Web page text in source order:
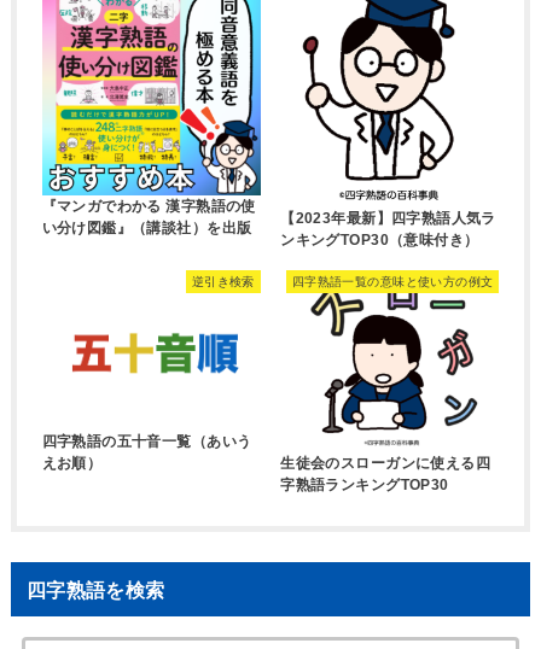
『マンガでわかる 漢字熟語の使
い分け図鑑』（講談社）を出版
【2023年最新】四字熟語人気ラ
ンキングTOP30（意味付き）
逆引き検索
四字熟語の五十音一覧（あいう
えお順）
四字熟語一覧の意味と使い方の例文
生徒会のスローガンに使える四
字熟語ランキングTOP30
四字熟語を検索